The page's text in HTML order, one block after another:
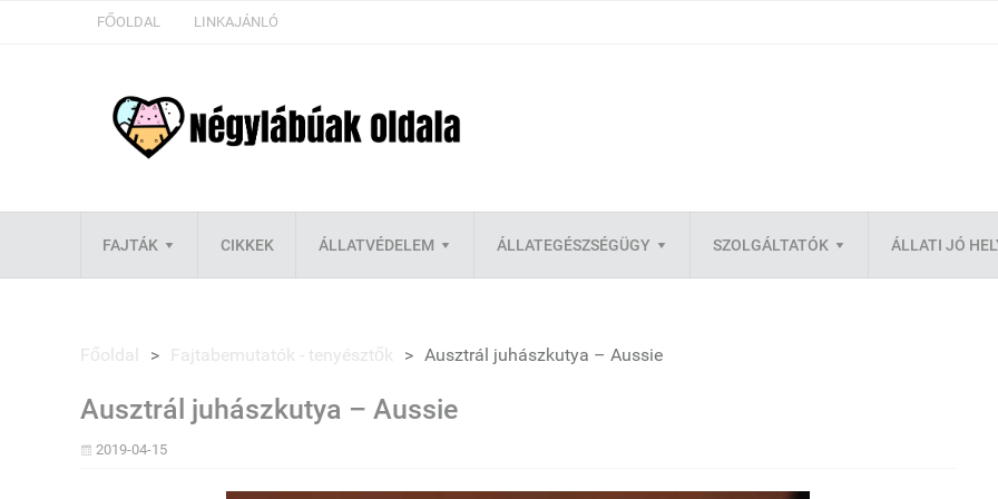
FŐOLDAL LINKAJÁNLÓ
FAJTÁK CIKKEK ÁLLATVÉDELEM ÁLLATEGÉSZSÉGÜGY SZOLGÁLTATÓK ÁLLATI JÓ
Főoldal > Fajtabemutatók - tenyésztők > Ausztrál juhászkutya – Aussie
Ausztrál juhászkutya – Aussie
2019-04-15